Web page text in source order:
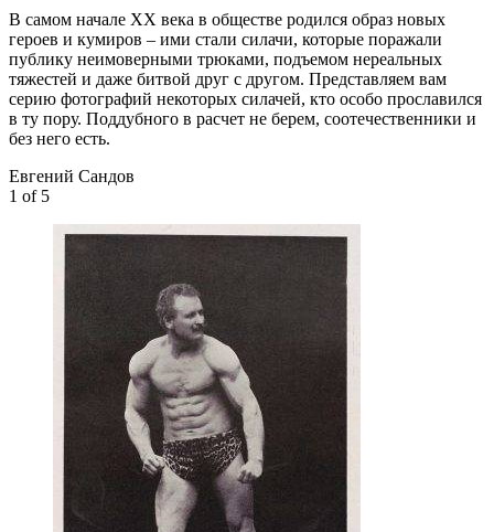
В самом начале XX века в обществе родился образ новых
героев и кумиров – ими стали силачи, которые поражали
публику неимоверными трюками, подъемом нереальных
тяжестей и даже битвой друг с другом. Представляем вам
серию фотографий некоторых силачей, кто особо прославился
в ту пору. Поддубного в расчет не берем, соотечественники и
без него есть.
Евгений Сандов
1 of 5